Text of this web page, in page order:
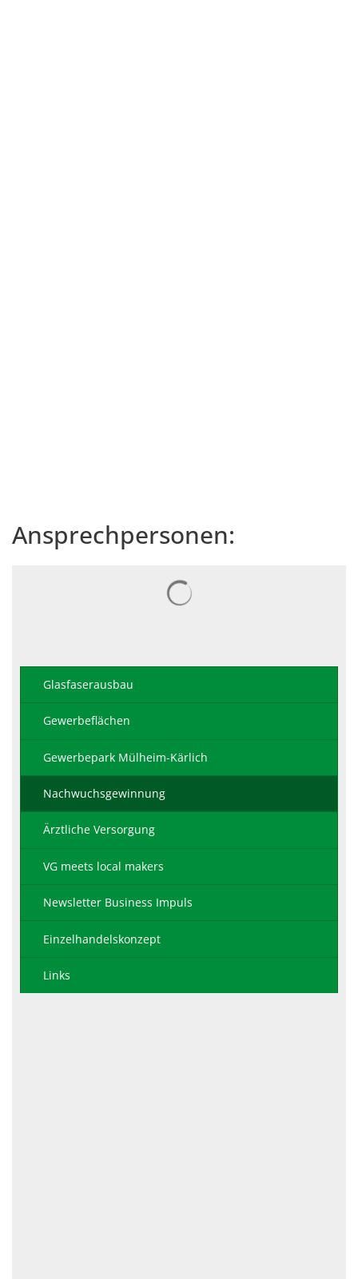
Ansprechpersonen:
Glasfaserausbau
Gewerbeflächen
Gewerbepark Mülheim-Kärlich
Nachwuchsgewinnung
Ärztliche Versorgung
VG meets local makers
Newsletter Business Impuls
Einzelhandelskonzept
Links